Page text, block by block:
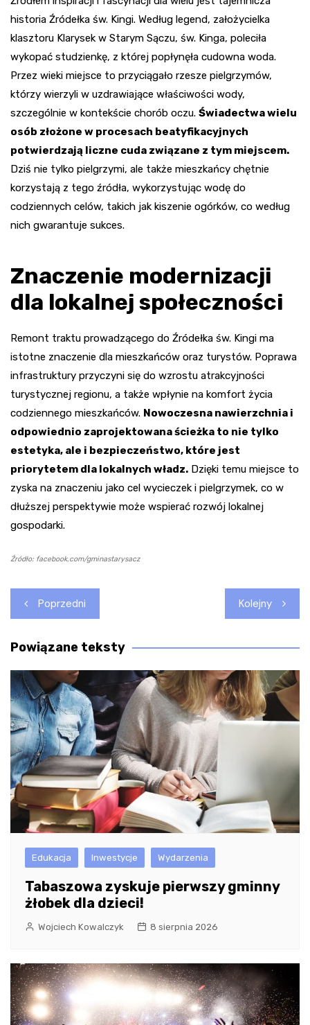
historia Źródełka św. Kingi. Według legend, założycielka
klasztoru Klarysek w Starym Sączu, św. Kinga, poleciła
wykopać studzienkę, z której popłynęła cudowna woda.
Przez wieki miejsce to przyciągało rzesze pielgrzymów,
którzy wierzyli w uzdrawiające właściwości wody,
szczególnie w kontekście chorób oczu. Świadectwa wielu
osób złożone w procesach beatyfikacyjnych
potwierdzają liczne cuda związane z tym miejscem.
Dziś nie tylko pielgrzymi, ale także mieszkańcy chętnie
korzystają z tego źródła, wykorzystując wodę do
codziennych celów, takich jak kiszenie ogórków, co według
nich gwarantuje sukces.
Znaczenie modernizacji
dla lokalnej społeczności
Remont traktu prowadzącego do Źródełka św. Kingi ma
istotne znaczenie dla mieszkańców oraz turystów. Poprawa
infrastruktury przyczyni się do wzrostu atrakcyjności
turystycznej regionu, a także wpłynie na komfort życia
codziennego mieszkańców. Nowoczesna nawierzchnia i
odpowiednio zaprojektowana ścieżka to nie tylko
estetyka, ale i bezpieczeństwo, które jest
priorytetem dla lokalnych władz. Dzięki temu miejsce to
zyska na znaczeniu jako cel wycieczek i pielgrzymek, co w
dłuższej perspektywie może wspierać rozwój lokalnej
gospodarki.
Źródło: facebook.com/gminastarysacz
Nawigacja
wpisu
Poprzedni Kolejny
Powiązane teksty
Edukacja Inwestycje Wydarzenia
Tabaszowa zyskuje pierwszy gminny
żłobek dla dzieci!
Wojciech Kowalczyk 8 sierpnia 2026